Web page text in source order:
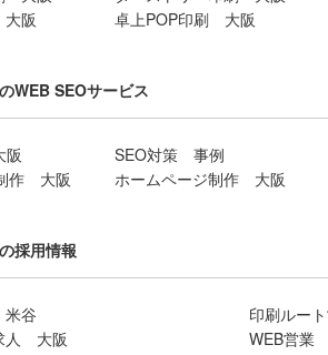
阪
卓上POP印刷 大阪
WEB SEOサービス
作 大阪
SEO対策 事例
ホームページ制作 大阪
採用情報
谷
人 大阪
印刷ルー
WEB営